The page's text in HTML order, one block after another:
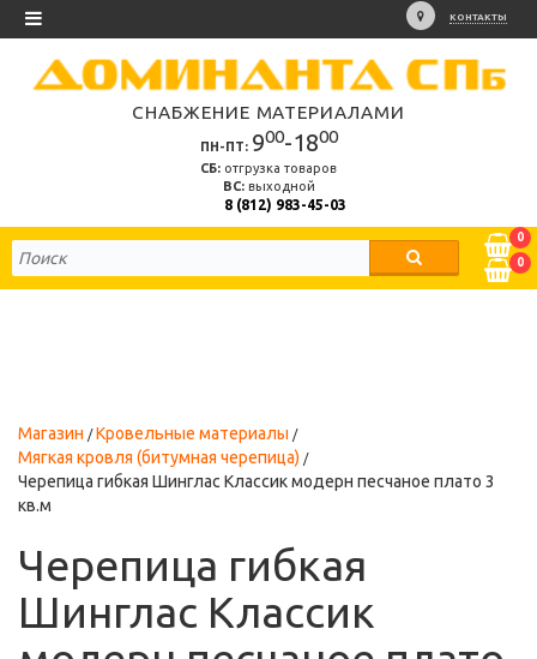
КОНТАКТЫ
СНАБЖЕНИЕ МАТЕРИАЛАМИ
ПН-ПТ: 900-1800
СБ: отгрузка товаров
ВС:выходной
8 (812) 983-45-03
0
0
Магазин
Кровельные материалы
Мягкая кровля (битумная черепица)
Черепица гибкая Шинглас Классик модерн песчаное плато 3
кв.м
Черепица гибкая
Шинглас Классик